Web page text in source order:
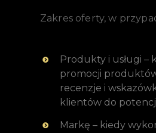
Zakres oferty, w
Produkty i usługi
promocji
recenzje i
klientów do
Markę – kiedy